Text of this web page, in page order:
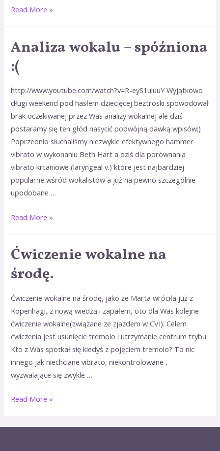
Read More »
Analiza wokalu – spóźniona
:(
http://www.youtube.com/watch?v=R-eyS1uluuY Wyjątkowo
długi weekend pod hasłem dziecięcej beztroski spowodował
brak oczekiwanej przez Was analizy wokalnej ale dziś
postaramy się ten głód nasycić podwójną dawką wpisów;)
Poprzednio słuchaliśmy niezwykle efektywnego hammer
vibrato w wykonaniu Beth Hart a dziś dla porównania
vibrato krtaniowe (laryngeal v.) które jest najbardziej
popularne wśród wokalistów a już na pewno szczególnie
upodobane …
Analiza
–
Read More »
Ćwiczenie wokalne na
środę.
Ćwiczenie wokalne na środę, jako że Marta wróciła już z
Kopenhagi, z nową wiedzą i zapałem, oto dla Was kolejne
ćwiczenie wokalne(związane ze zjazdem w CVI): Celem
ćwiczenia jest usunięcie tremolo i utrzymanie centrum trybu.
Kto z Was spotkał się kiedyś z pojęciem tremolo? To nic
innego jak niechciane vibrato, niekontrolowane ,
wyzwalające się zwykle …
Ćwiczenie
na
Read More »